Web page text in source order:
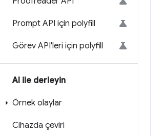
Prompt API için polyfill
Görev API'leri için polyfill
AI ile derleyin
Örnek olaylar
Cihazda çeviri